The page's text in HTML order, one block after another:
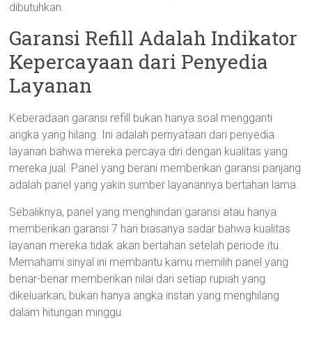
dibutuhkan.
Garansi Refill Adalah Indikator
Kepercayaan dari Penyedia
Layanan
Keberadaan garansi refill bukan hanya soal mengganti
angka yang hilang. Ini adalah pernyataan dari penyedia
layanan bahwa mereka percaya diri dengan kualitas yang
mereka jual. Panel yang berani memberikan garansi panjang
adalah panel yang yakin sumber layanannya bertahan lama.
Sebaliknya, panel yang menghindari garansi atau hanya
memberikan garansi 7 hari biasanya sadar bahwa kualitas
layanan mereka tidak akan bertahan setelah periode itu.
Memahami sinyal ini membantu kamu memilih panel yang
benar-benar memberikan nilai dari setiap rupiah yang
dikeluarkan, bukan hanya angka instan yang menghilang
dalam hitungan minggu.